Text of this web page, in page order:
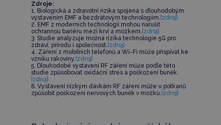
Zdroje:
1. Biologická a zdravotní rizika spojená s dlouhodobým
vystavením EMF a bezdrátovým technologiím. [zdroj]
2. EMF z moderních technologií mohou narušit
ochrannou bariéru mezi krví a mozkem. [zdroj]
3. Studie analyzuje možná rizika technologie 5G pro
zdraví, přírodu i společnost. [zdroj]
4. Záření z mobilních telefonů a Wi-Fi může přispívat ke
vzniku rakoviny. [zdroj]
5. Dlouhodobé vystavení RF záření může podle této
studie způsobovat oxidační stres a poškození buněk.
[zdroj]
6. Vystavení nízkým dávkám RF záření může u potkanů
způsobit poškození nervových buněk v mozku. [zdroj]